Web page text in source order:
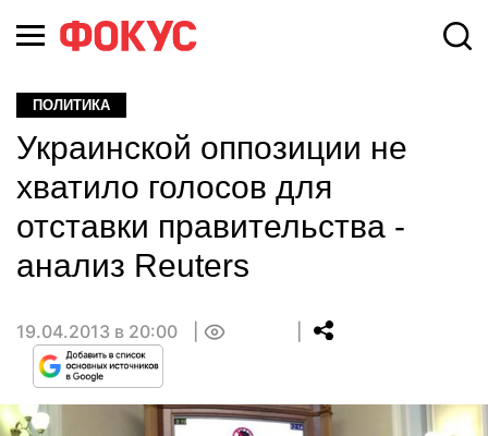
ПОЛИТИКА
Украинской оппозиции не
хватило голосов для
отставки правительства -
анализ Reuters
19.04.2013 в 20:00